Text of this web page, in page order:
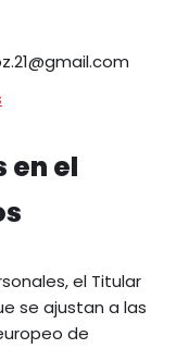
en el
el Titular
se ajustan a las
de